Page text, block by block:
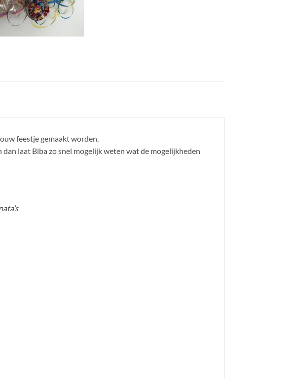
feestje gemaakt worden.
laat Biba zo snel mogelijk weten wat de mogelijkheden